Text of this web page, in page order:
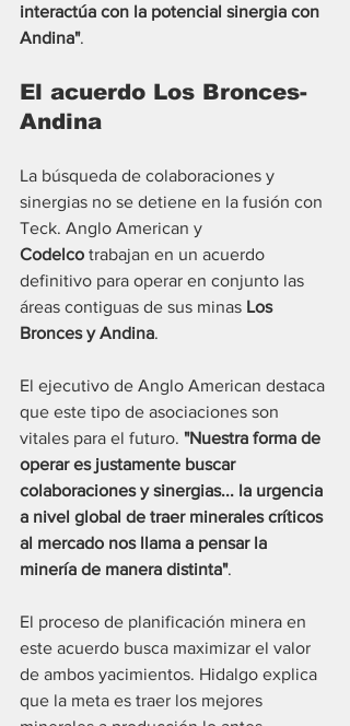
interactúa con la potencial sinergia con
Andina".
El acuerdo Los Bronces-
Andina
La búsqueda de colaboraciones y
sinergias no se detiene en la fusión con
Teck. Anglo American y
Codelco trabajan en un acuerdo
definitivo para operar en conjunto las
áreas contiguas de sus minas Los
Bronces y Andina.
El ejecutivo de Anglo American destaca
que este tipo de asociaciones son
vitales para el futuro. "Nuestra forma de
operar es justamente buscar
colaboraciones y sinergias... la urgencia
a nivel global de traer minerales críticos
al mercado nos llama a pensar la
minería de manera distinta".
El proceso de planificación minera en
este acuerdo busca maximizar el valor
de ambos yacimientos. Hidalgo explica
que la meta es traer los mejores